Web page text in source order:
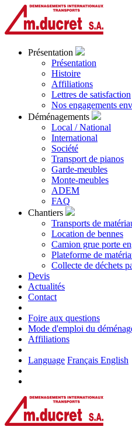
Présentation
Présentation
Histoire
Affiliations
Lettres de satisfaction
Nos engagements
Déménagements
Local / National
International
Société
Transport de pianos
Garde-meubles
Monte-meubles
ADEM
FAQ
Chantiers
Transports de
Location de bennes
Camion grue porte
Plateforme de
Collecte de déchets
Devis
Actualités
Contact
Foire aux questions
Mode d'emploi du
Affiliations
Language Français English